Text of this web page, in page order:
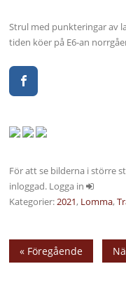
Strul med punkteringar av
tiden köer på E6-an
För att se bilderna i större
inloggad. Logga in
Kategorier:2021, Lomma,
« Föregående